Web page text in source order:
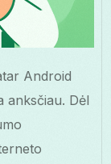
Android
anksčiau. Dėl